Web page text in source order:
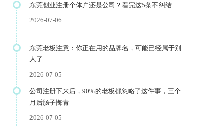
东莞创业注册个体户还是公司？看完这5条不纠结
2026-07-06
东莞老板注意：你正在用的品牌名，可能已经属于别
人了
2026-07-05
公司注册下来后，90%的老板都忽略了这件事，三个
月后肠子悔青
2026-07-05